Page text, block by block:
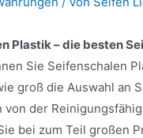
Plastik – die besten
Sie Seifenschalen
groß die Auswahl an
von der
bei zum Teil großen